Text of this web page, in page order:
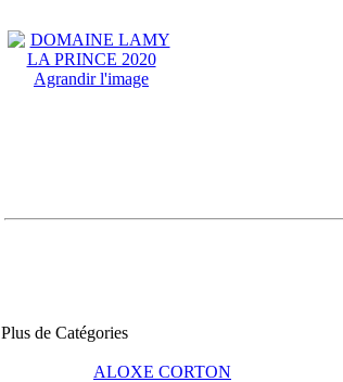
Agrandir l'image
Plus de Catégories
ALOXE CORTON